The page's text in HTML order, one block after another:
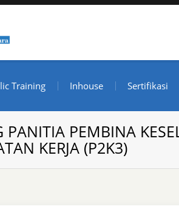
dan
Inhouse, Sertifikasi di Indonesia
Training Inhouse Sertifikasi
PANITIA PEMBINA
KERJA (P2K3)